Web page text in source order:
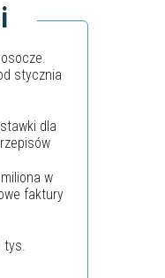
stycznia
dla
w
faktury
tys.